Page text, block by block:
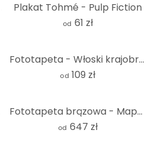
Plakat Tohmé - Pulp Fiction
od 61 zł
Fototapeta - Włoski krajobraz z sosnami parasolowymi - Okrągła - tapeta flizelinowa/tapeta flizelino
od 109 zł
Fototapeta brązowa - Mapa świata
od 647 zł